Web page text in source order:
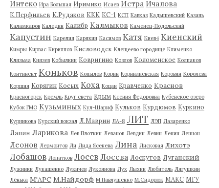
Интеко Ира Большая Иримико Исаев Истра Ичалова
К.Перфильев К.Рудаков ККК КС-1 КСП Кавказ Кадышевский Казань
Каламкаров Каледин Калибр Калмыков Каменец-Подольский
Капустин Карелия Карякин Касимов Катя Киев4 Киенский
Кимры Кирвас Кириллов Кисловодск Клещеево городище Клименко
Клязьма Князев Кобылкин Ковригино Козлов Коломенское Колпаков
Континент Коньков Копылов Корин Корнилиевская Коровин Королева
Коршия Корягин Косых Коха Коцан Кравченко Краснов
Красногорск Кремль Круг света Крым Ксения Федоровна Кубенское озеро
Кубок ГМО Кузьминых Кул-Шариф Кульков Курдюмов Куркино
Курникова Курский вокзал Л.Маврин ЛА-8 ЛИТ ЛЭП Лазаренко
Лапин Ларикова Лев Плоткин Леванов Левдин Левин Ленин Леннон
Леонов Лермонтов Ли Лида Ясенева Лина Лисковая Лихотэ
Лобашов Лопатков Лосев Лосева Лоскутов Луганский
Лужники Лукашенко Лукичев Лукоянова Лух Лыхин Любитель Лягушкин
Лёнька М'АРС М.Найдорф М.Павлушенко М.Сидорюк МАКС МГУ